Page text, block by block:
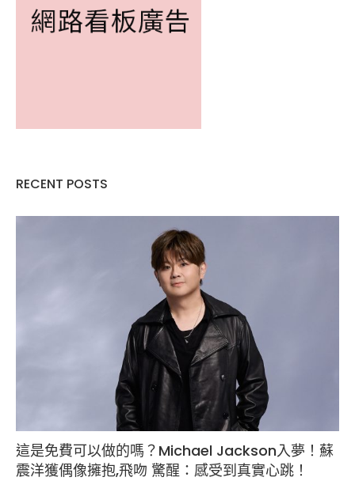
RECENT POSTS
這是免費可以做的嗎？Michael Jackson入夢！蘇
震洋獲偶像擁抱,飛吻 驚醒：感受到真實心跳！